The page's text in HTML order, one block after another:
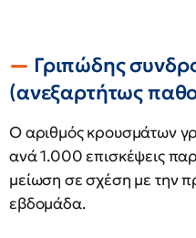
Γριπώδης
(ανεξαρτήτως
Ο αριθμός κρουσμάτων
ανά 1.000 επισκέψεις
μείωση σε σχέση με την
εβδομάδα.